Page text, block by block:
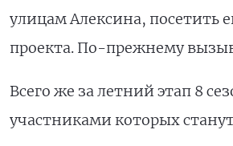
улицам Алексина, посетить
проекта. По-прежнему
Всего же за летний этап 8
участниками которых